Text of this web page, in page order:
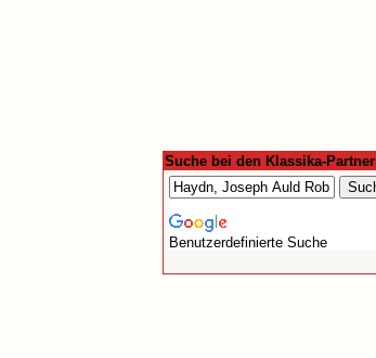
Suche bei den Klassika-
Benutzerdefinierte Suche